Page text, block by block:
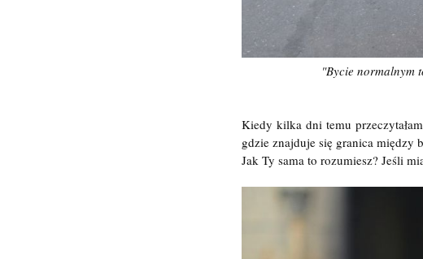
"Bycie normalnym
Kiedy kilka dni temu
gdzie znajduje się granica
Jak Ty sama to rozumiesz? Jeśli